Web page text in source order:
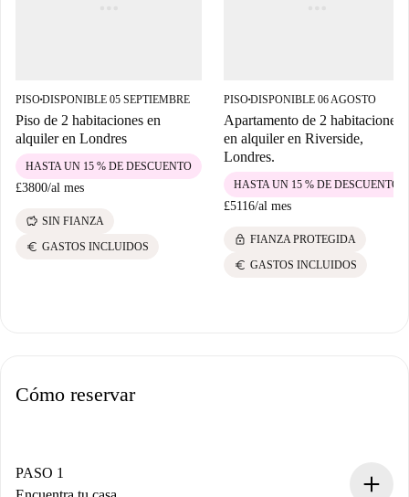
PISO■DISPONIBLE 05 SEPTIEMBRE
Piso de 2 habitaciones en
alquiler en Londres
£3800/al mes
HASTA UN 15 % DE DESCUENTO
savings SIN FIANZA
euro GASTOS INCLUIDOS
PISO■DISPONIBLE 06 AGOSTO
Apartamento de 2 habitaciones
en alquiler en Riverside,
Londres.
£5116/al mes
HASTA UN 15 % DE DESCUENTO
lock FIANZA PROTEGIDA
euro GASTOS INCLUIDOS
Cómo reservar
PASO 1